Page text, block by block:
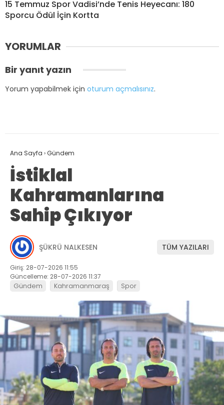
15 Temmuz Spor Vadisi’nde Tenis Heyecanı: 180
Sporcu Ödül İçin Kortta
YORUMLAR
Bir yanıt yazın
Yorum yapabilmek için oturum açmalısınız.
Ana Sayfa ›Gündem
İstiklal
Kahramanlarına
Sahip Çıkıyor
ŞÜKRÜ NALKESEN TÜM YAZILARI
Giriş: 28-07-2026 11:55
Güncelleme: 28-07-2026 11:37
Gündem Kahramanmaraş Spor